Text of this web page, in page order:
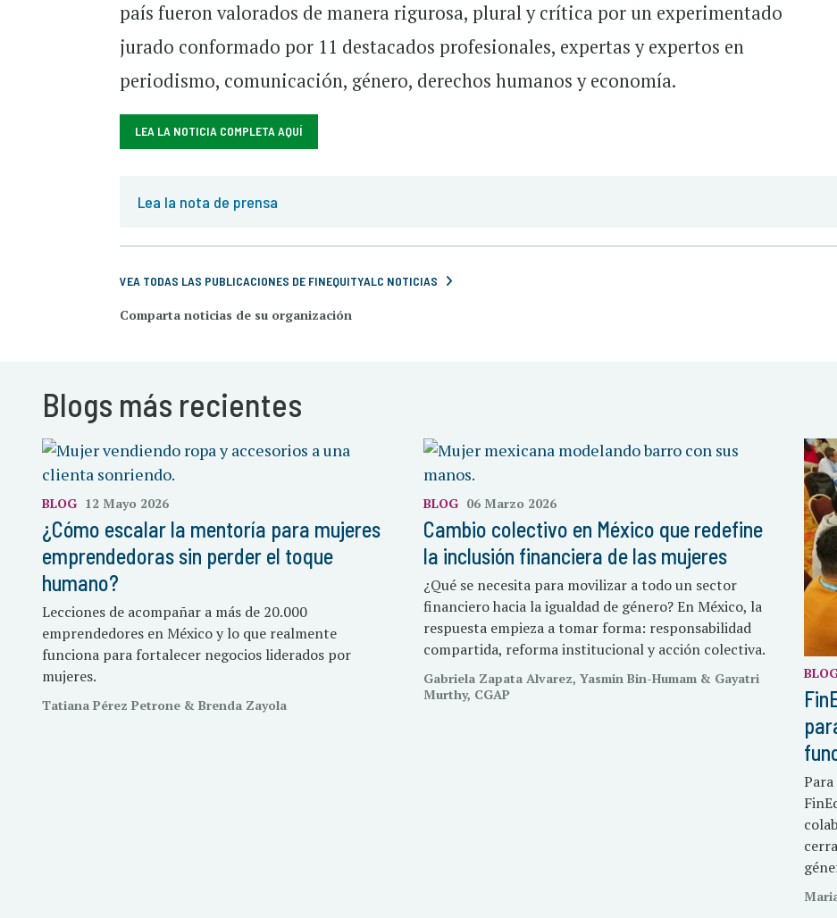
país fueron valorados de manera rigurosa, plural y crítica por un experimentado
jurado conformado por 11 destacados profesionales, expertas y expertos en
periodismo, comunicación, género, derechos humanos y economía.
LEA LA NOTICIA COMPLETA AQUÍ
Lea la nota de prensa
VEA TODAS LAS PUBLICACIONES DE FINEQUITYALC NOTICIAS
Comparta noticias de su organización
Blogs más recientes
BLOG 12 Mayo 2026
¿Cómo escalar la mentoría para mujeres
emprendedoras sin perder el toque
humano?
Lecciones de acompañar a más de 20.000
emprendedores en México y lo que realmente
funciona para fortalecer negocios liderados por
mujeres.
Tatiana Pérez Petrone & Brenda Zayola
BLOG 06 Marzo 2026
Cambio colectivo en México que redefine
la inclusión financiera de las mujeres
¿Qué se necesita para movilizar a todo un sector
financiero hacia la igualdad de género? En México, la
respuesta empieza a tomar forma: responsabilidad
compartida, reforma institucional y acción colectiva.
Gabriela Zapata Alvarez, Yasmin Bin-Humam & Gayatri
Murthy, CGAP